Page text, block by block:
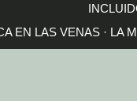
EN LAS VENAS · LA